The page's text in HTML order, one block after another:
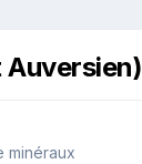
Auversien)
minéraux